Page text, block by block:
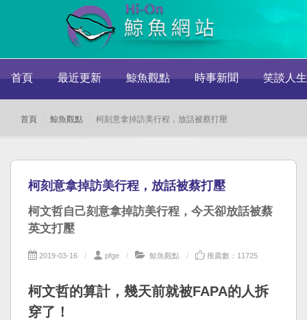
首頁 最近更新 鯨魚觀點 時事新聞 笑談人生
首頁 鯨魚觀點 柯刻意拿掉訪美行程，放話被蔡打壓
柯刻意拿掉訪美行程，放話被蔡打壓
柯文哲自己刻意拿掉訪美行程，今天卻放話被蔡
英文打壓
2019-03-16 pfge 鯨魚觀點 推薦數：11725
柯文哲的算計，幾天前就被FAPA的人拆
穿了！